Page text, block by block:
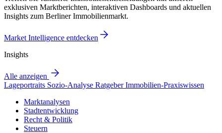
exklusiven Marktberichten, interaktiven Dashboards und aktuellen
Insights zum Berliner Immobilienmarkt.
Market Intelligence entdecken
Insights
Alle anzeigen
Lageportraits Sozio-Analyse RatgeberImmobilien-Praxiswissen
Marktanalysen
Stadtentwicklung
Recht & Politik
Steuern